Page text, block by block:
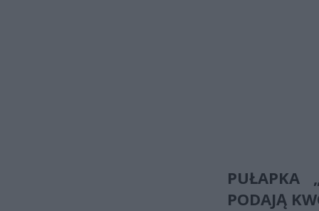
PUŁAPKA
PODAJĄ